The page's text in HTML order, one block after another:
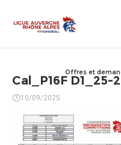
Offres et
Cal_P16F
10/09/2025